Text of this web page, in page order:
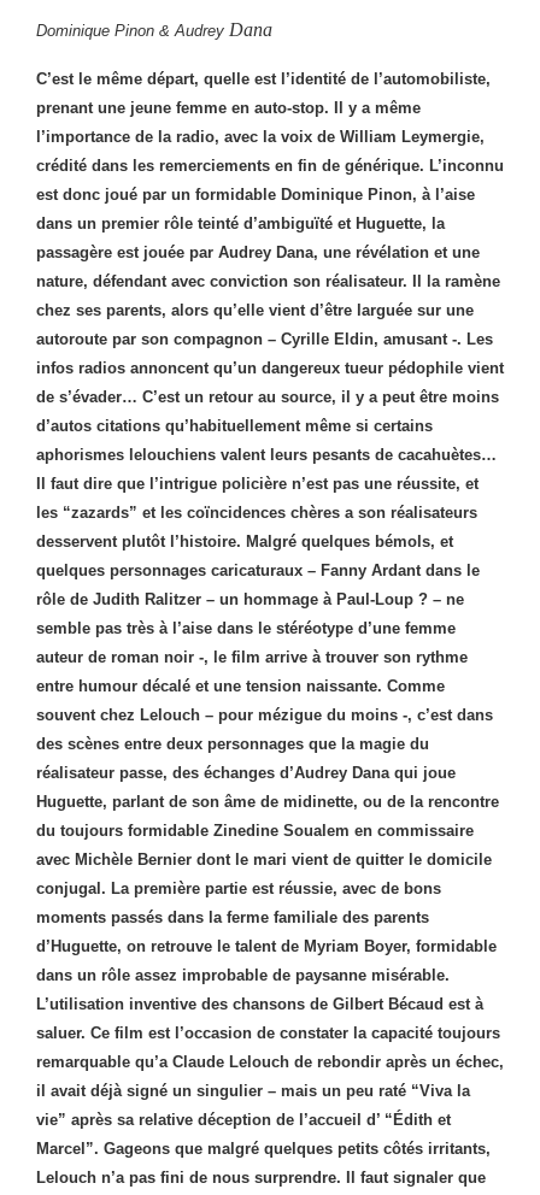
Dominique Pinon & Audrey Dana
C’est le même départ, quelle est l’identité de l’automobiliste,
prenant une jeune femme en auto-stop. Il y a même
l’importance de la radio, avec la voix de William Leymergie,
crédité dans les remerciements en fin de générique. L’inconnu
est donc joué par un formidable Dominique Pinon, à l’aise
dans un premier rôle teinté d’ambiguïté et Huguette, la
passagère est jouée par Audrey Dana, une révélation et une
nature, défendant avec conviction son réalisateur. Il la ramène
chez ses parents, alors qu’elle vient d’être larguée sur une
autoroute par son compagnon – Cyrille Eldin, amusant -. Les
infos radios annoncent qu’un dangereux tueur pédophile vient
de s’évader… C’est un retour au source, il y a peut être moins
d’autos citations qu’habituellement même si certains
aphorismes lelouchiens valent leurs pesants de cacahuètes…
Il faut dire que l’intrigue policière n’est pas une réussite, et
les “zazards” et les coïncidences chères a son réalisateurs
desservent plutôt l’histoire. Malgré quelques bémols, et
quelques personnages caricaturaux – Fanny Ardant dans le
rôle de Judith Ralitzer – un hommage à Paul-Loup ? – ne
semble pas très à l’aise dans le stéréotype d’une femme
auteur de roman noir -, le film arrive à trouver son rythme
entre humour décalé et une tension naissante. Comme
souvent chez Lelouch – pour mézigue du moins -, c’est dans
des scènes entre deux personnages que la magie du
réalisateur passe, des échanges d’Audrey Dana qui joue
Huguette, parlant de son âme de midinette, ou de la rencontre
du toujours formidable Zinedine Soualem en commissaire
avec Michèle Bernier dont le mari vient de quitter le domicile
conjugal. La première partie est réussie, avec de bons
moments passés dans la ferme familiale des parents
d’Huguette, on retrouve le talent de Myriam Boyer, formidable
dans un rôle assez improbable de paysanne misérable.
L’utilisation inventive des chansons de Gilbert Bécaud est à
saluer. Ce film est l’occasion de constater la capacité toujours
remarquable qu’a Claude Lelouch de rebondir après un échec,
il avait déjà signé un singulier – mais un peu raté “Viva la
vie” après sa relative déception de l’accueil d’ “Édith et
Marcel”. Gageons que malgré quelques petits côtés irritants,
Lelouch n’a pas fini de nous surprendre. Il faut signaler que